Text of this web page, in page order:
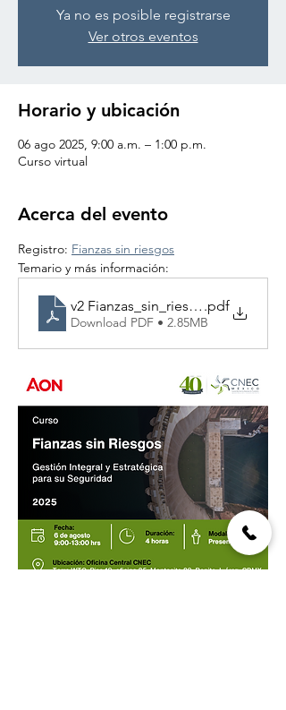
Ya no es posible registrarse
Ver otros eventos
Horario y ubicación
06 ago 2025, 9:00 a.m. – 1:00 p.m.
Curso virtual
Acerca del evento
Registro: Fianzas sin riesgos
Temario y más información:
v2 Fianzas_sin_riesgos_agosto
.pdf
Download PDF • 2.85MB